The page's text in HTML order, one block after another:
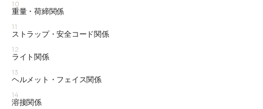
10
重量・荷締関係
11
ストラップ・安全コード関係
12
ライト関係
13
ヘルメット・フェイス関係
14
溶接関係